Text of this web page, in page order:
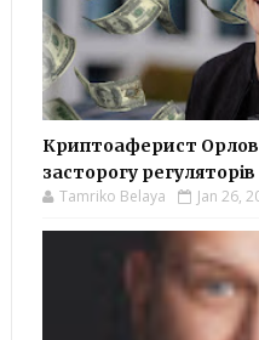
Криптоаферист
засторогу регуляторів
Tamriko Belaya Jan 26,